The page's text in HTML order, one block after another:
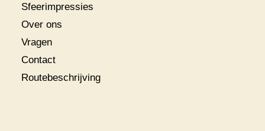
Sfeerimpressies
Over ons
Vragen
Contact
Routebeschrijving